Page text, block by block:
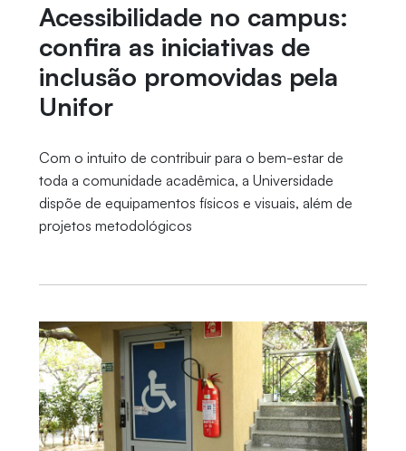
Acessibilidade no campus:
confira as iniciativas de
inclusão promovidas pela
Unifor
Com o intuito de contribuir para o bem-estar de
toda a comunidade acadêmica, a Universidade
dispõe de equipamentos físicos e visuais, além de
projetos metodológicos